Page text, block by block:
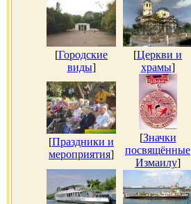
[Городские
виды]
[Церкви и
храмы]
[Праздники и
мероприятия]
[Значки
посвящённые
Измаилу]